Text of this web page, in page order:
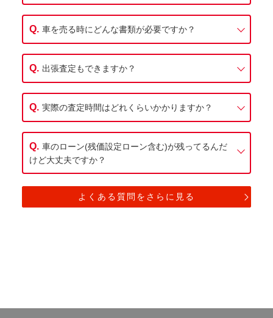
車を売る時にどんな書類が必要ですか？
出張査定もできますか？
実際の査定時間はどれくらいかかりますか？
車のローン(残価設定ローン含む)が残ってるんだ
けど大丈夫ですか？
よくある質問をさらに見る